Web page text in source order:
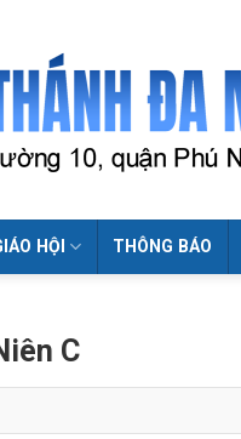
HỘI THÔNG BÁO
C